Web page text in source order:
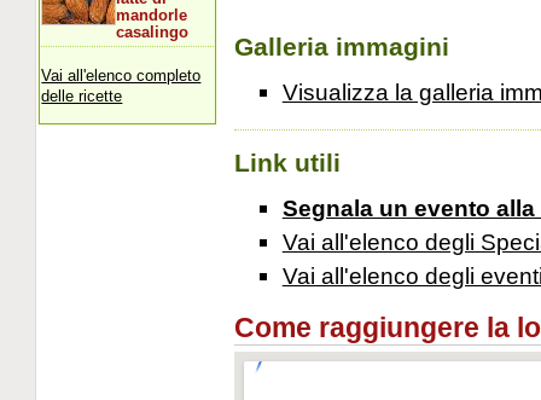
Galleria immagini
Visualizza la galleria
Link utili
Segnala un evento
Vai all'elenco degli
Vai all'elenco degli
Come raggiungere la
mandorle
casalingo
Vai all'elenco completo
delle ricette